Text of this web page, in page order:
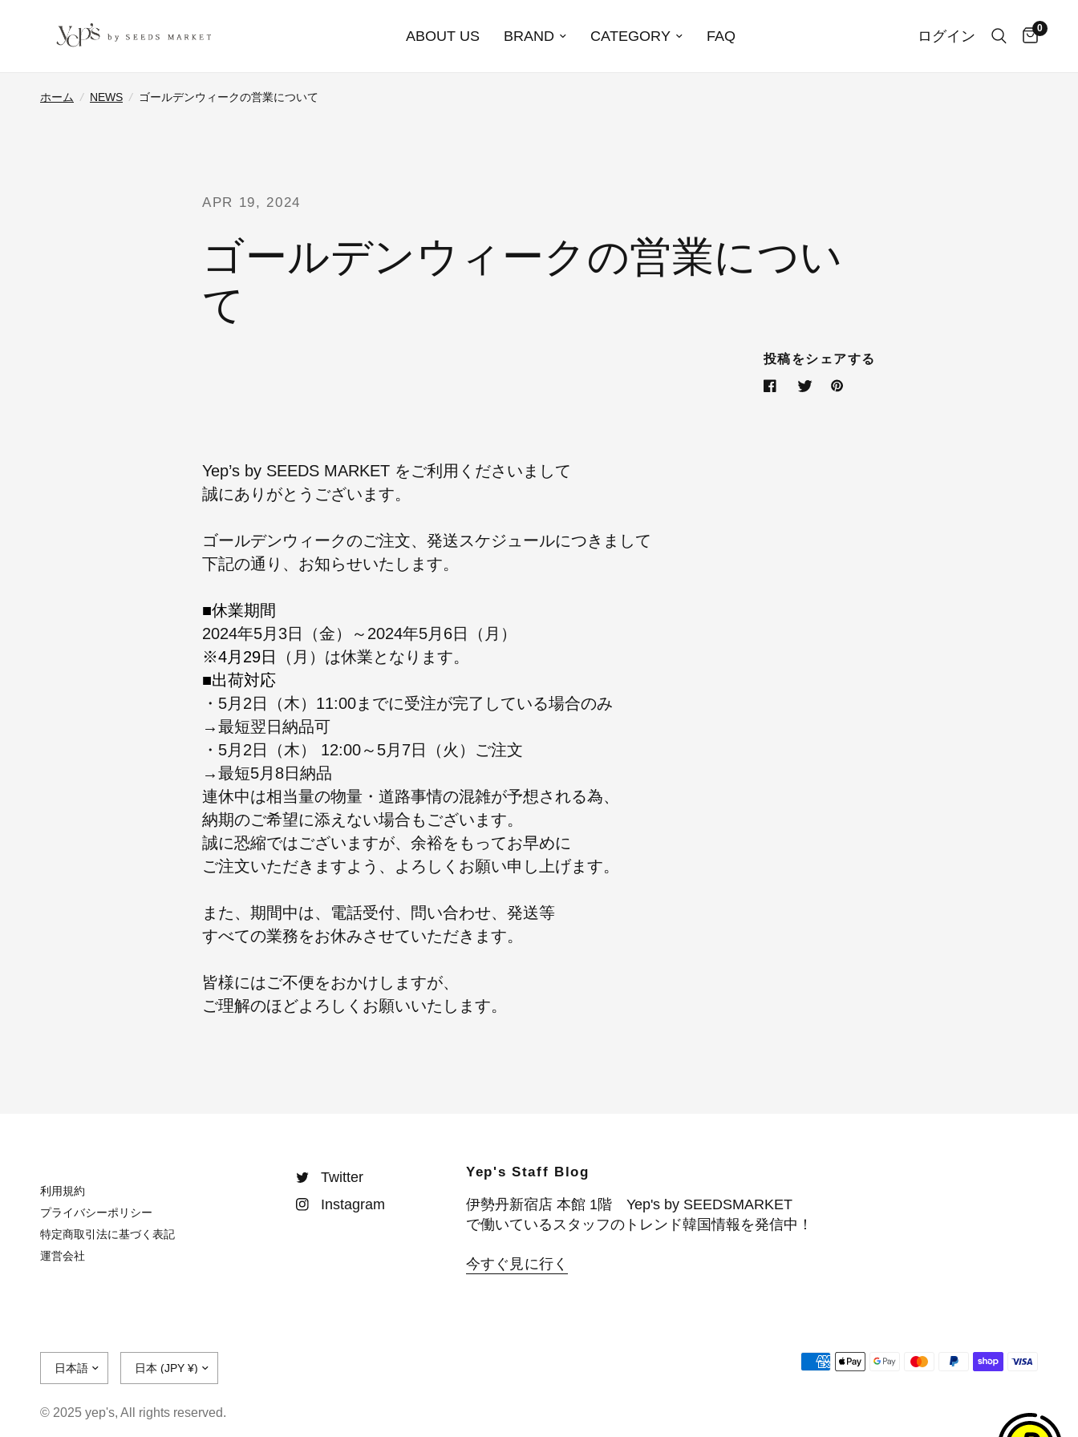
ABOUT US BRAND CATEGORY FAQ ログイン 0
ホーム / NEWS / ゴールデンウィークの営業について
APR 19, 2024
ゴールデンウィークの営業につい
て
投稿をシェアする
Yep’s by SEEDS MARKET をご利用くださいまして
誠にありがとうございます。
ゴールデンウィークのご注文、発送スケジュールにつきまして
下記の通り、お知らせいたします。
■休業期間
2024年5月3日（金）～ 2024年5月6日（月）
※4月29日
（月）は休業となります。
■出荷対応
・5月2日（木） 11:00までに受注が完了している場合のみ
→最短翌日納品可
・5月2日（木） 12:00～5月7日（火）ご注文
→最短5月8日納品
連休中は相当量の物量・道路事情の混雑が予想される為、
納期のご希望に添えない場合もございます。
誠に恐縮ではございますが、余裕をもってお早めに
ご注⽂いただきますよう、よろしくお願い申し上げます。
また、期間中は、電話受付、問い合わせ、発送等
すべての業務をお休みさせていただきます。
皆様にはご不便をおかけしますが、
ご理解のほどよろしくお願いいたします。
利用規約
プライバシーポリシー
特定商取引法に基づく表記
運営会社
Twitter
Instagram
Yep's Staff Blog
伊勢丹新宿店 本館 1階 Yep's by SEEDSMARKET
で働いているスタッフのトレンド韓国情報を発信中！
今すぐ見に行く
© 2025 yep's, All rights reserved.